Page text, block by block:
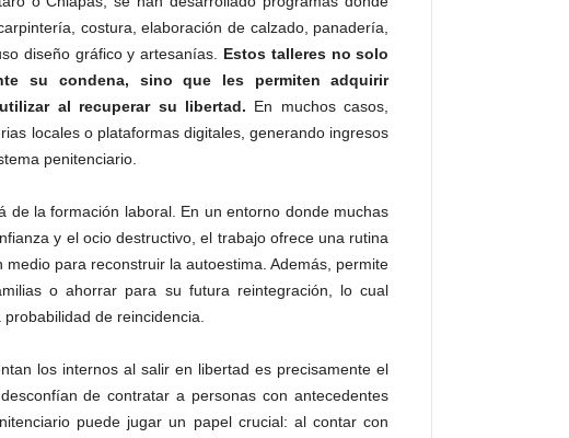
costura, elaboración de calzado, panadería,
diseño gráfico y artesanías. Estos talleres no solo
su condena, sino que les permiten adquirir
al recuperar su libertad. En muchos casos,
locales o plataformas digitales, generando ingresos
penitenciario.
de la formación laboral. En un entorno donde muchas
y el ocio destructivo, el trabajo ofrece una rutina
para reconstruir la autoestima. Además, permite
o ahorrar para su futura reintegración, lo cual
de reincidencia.
los internos al salir en libertad es precisamente el
de contratar a personas con antecedentes
puede jugar un papel crucial: al contar con